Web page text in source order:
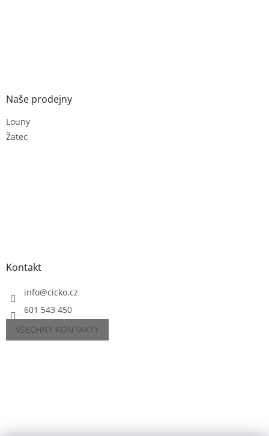
Naše prodejny
Louny
Žatec
Kontakt
info@cicko.cz
601 543 450
VŠECHNY KONTAKTY